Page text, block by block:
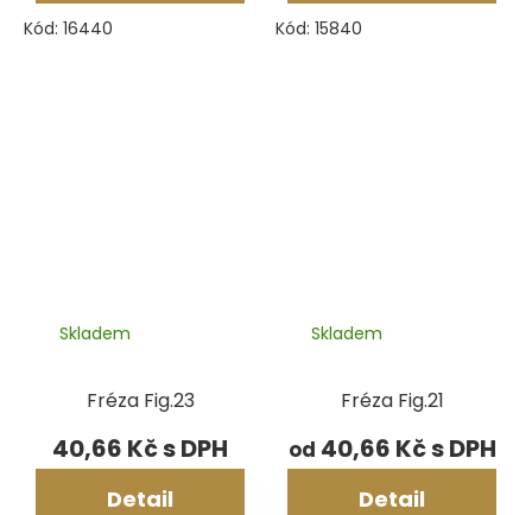
Kód: 16440 Kód: 15840
Fréza Fig.23
Skladem
40,66 Kč
Detail
Fréza Fig.21
Skladem
od 40,66 Kč
Detail